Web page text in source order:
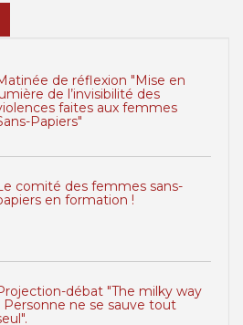
de réflexion "Mise en
de l’invisibilité des
faites aux femmes
Papiers"
comité des femmes sans-
en formation !
débat "The milky way
Personne ne se sauve tout